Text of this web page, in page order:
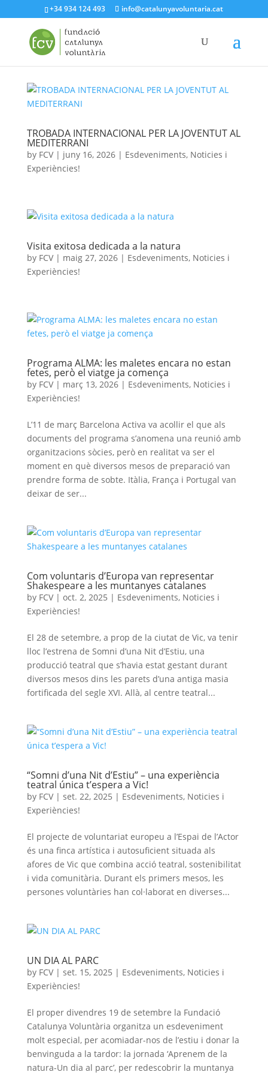
+34 934 124 493 info@catalunyavoluntaria.cat
TROBADA INTERNACIONAL PER LA JOVENTUT AL
MEDITERRANI
by FCV| juny 16, 2026| Esdeveniments, Noticies i
Experiències!
Visita exitosa dedicada a la natura
by FCV| maig 27, 2026| Esdeveniments, Noticies i
Experiències!
Programa ALMA: les maletes encara no estan
fetes, però el viatge ja comença
by FCV| març 13, 2026| Esdeveniments, Noticies i
Experiències!
L’11 de març Barcelona Activa va acollir el que als
documents del programa s’anomena una reunió amb
organitzacions sòcies, però en realitat va ser el
moment en què diversos mesos de preparació van
prendre forma de sobte. Itàlia, França i Portugal van
deixar de ser...
Com voluntaris d’Europa van representar
Shakespeare a les muntanyes catalanes
by FCV| oct. 2, 2025 | Esdeveniments, Noticies i
Experiències!
El 28 de setembre, a prop de la ciutat de Vic, va tenir
lloc l’estrena de Somni d’una Nit d’Estiu, una
producció teatral que s’havia estat gestant durant
diversos mesos dins les parets d’una antiga masia
fortificada del segle XVI. Allà, al centre teatral...
“Somni d’una Nit d’Estiu” – una experiència
teatral única t’espera a Vic!
by FCV| set. 22, 2025 | Esdeveniments, Noticies i
Experiències!
El projecte de voluntariat europeu a l’Espai de l’Actor
és una finca artística i autosuficient situada als
afores de Vic que combina acció teatral, sostenibilitat
i vida comunitària. Durant els primers mesos, les
persones voluntàries han col·laborat en diverses...
UN DIA AL PARC
by FCV| set. 15, 2025 | Esdeveniments, Noticies i
Experiències!
El proper divendres 19 de setembre la Fundació
Catalunya Voluntària organitza un esdeveniment
molt especial, per acomiadar-nos de l’estiu i donar la
benvinguda a la tardor: la jornada ‘Aprenem de la
natura-Un dia al parc’, per redescobrir la muntanya